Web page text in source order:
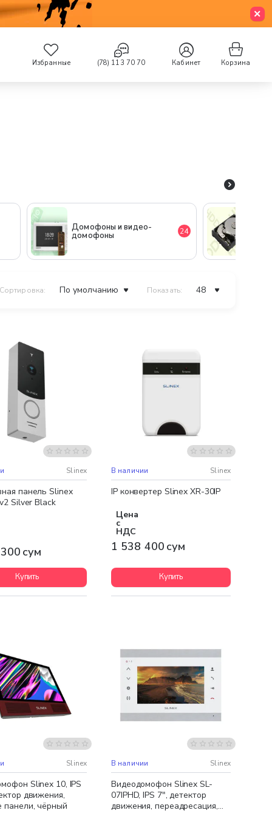
Избранные (78) 113 70 70 Кабинет Корзина
Домофоны и видео-
домофоны 24
Сортировка: Показать:
доставка Slinex
панель Slinex
Silver Black
сум
Купить
Бесплатная доставка
В наличии Slinex
IP конвертер Slinex XR-30IP
Цена
с
НДС
1 538 400 сум
Купить
доставка Slinex
Slinex 10, IPS
движения,
панели, чёрный
Бесплатная доставка
В наличии Slinex
Видеодомофон Slinex SL-
07IPHD, IPS 7", детектор
движения, переадресация,